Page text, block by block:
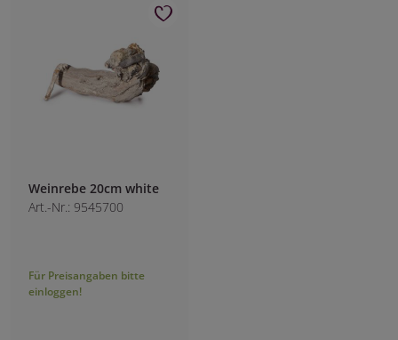
Weinrebe 20cm white
Art.-Nr.: 9545700
Für Preisangaben bitte
einloggen!